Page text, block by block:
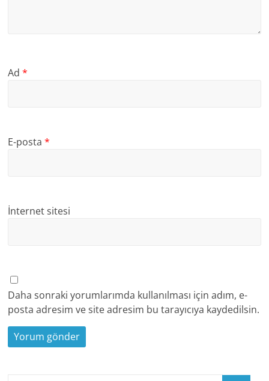
Ad*
E-posta*
İnternet sitesi
Daha sonraki yorumlarımda kullanılması için adım, e-
posta adresim ve site adresim bu tarayıcıya kaydedilsin.